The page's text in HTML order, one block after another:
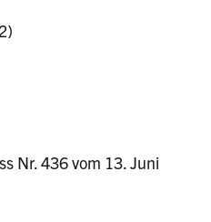
Nr. 436 vom 13. Juni